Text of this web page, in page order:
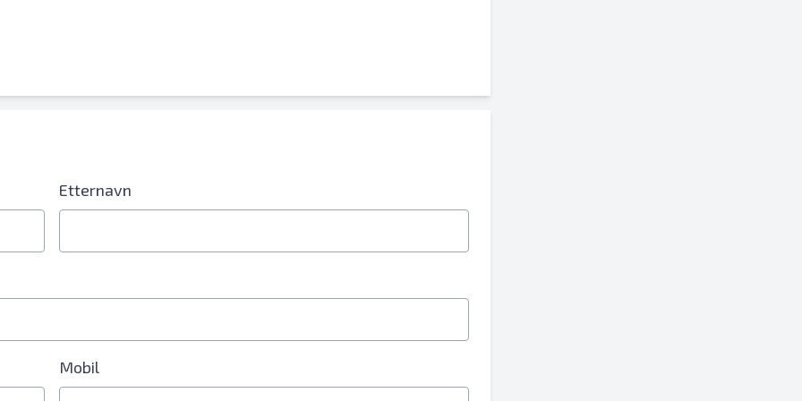
Etternavn
Mobil